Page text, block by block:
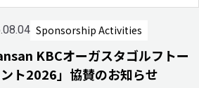
Sponsorship Activities
KBCオーガスタゴルフトー
ト2026」協賛のお知らせ